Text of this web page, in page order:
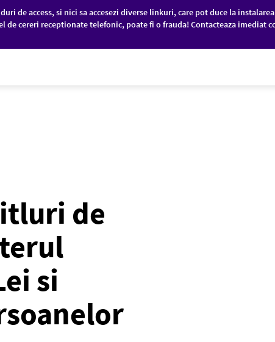
de access, si nici sa accesezi diverse linkuri, care pot duce la
de cereri receptionate telefonic, poate fi o frauda! Contacteaza imediat
de
si